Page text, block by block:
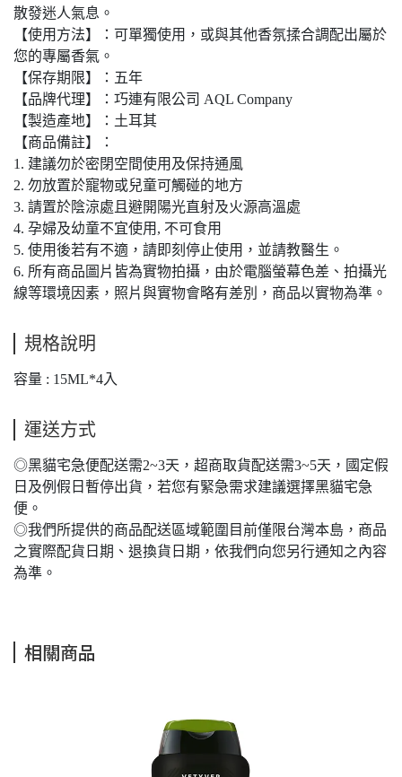
散發迷人氣息。
【使用方法】：可單獨使用，或與其他香氛揉合調配出屬於
您的專屬香氣。
【保存期限】：五年
【品牌代理】：巧連有限公司 AQL Company
【製造產地】：土耳其
【商品備註】：
1. 建議勿於密閉空間使用及保持通風
2. 勿放置於寵物或兒童可觸碰的地方
3. 請置於陰涼處且避開陽光直射及火源高溫處
4. 孕婦及幼童不宜使用, 不可食用
5. 使用後若有不適，請即刻停止使用，並請教醫生。
6. 所有商品圖片皆為實物拍攝，由於電腦螢幕色差、拍攝光
線等環境因素，照片與實物會略有差別，商品以實物為準。
規格說明
容量 : 15ML*4入
運送方式
◎黑貓宅急便配送需2~3天，超商取貨配送需3~5天，國定假
日及例假日暫停出貨，若您有緊急需求建議選擇黑貓宅急
便。
◎我們所提供的商品配送區域範圍目前僅限台灣本島，商品
之實際配貨日期、退換貨日期，依我們向您另行通知之內容
為準。
相關商品